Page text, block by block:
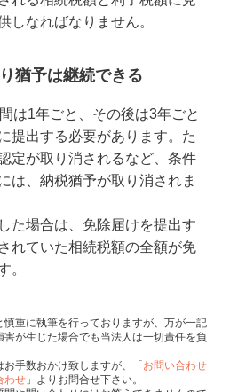
しなればなりません。
猶予は継続できる
は1年ごと、その後は3年ごと
提出する必要があります。た
定が取り消されるなど、条件
は、納税猶予が取り消されま
た場合は、免除届けを提出す
れていた相続税額の全額が免
。
重に執筆を行っておりますが、万が一記
が生じた場合でも当法人は一切責任を負
手数おかけ致しますが、「 お問い合わせ
わせ」よりお問合せ下さい。